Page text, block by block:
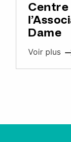
Centre
Dame
Voir plus